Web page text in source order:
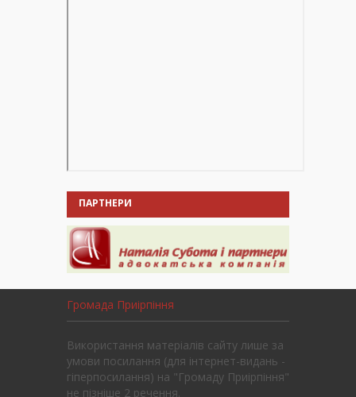
ПАРТНЕРИ
Громада Приірпіння
Використання матеріалів сайту лише за
умови посилання (для інтернет-видань -
гіперпосилання) на "Громаду Приірпіння"
не пізніше 2 речення.